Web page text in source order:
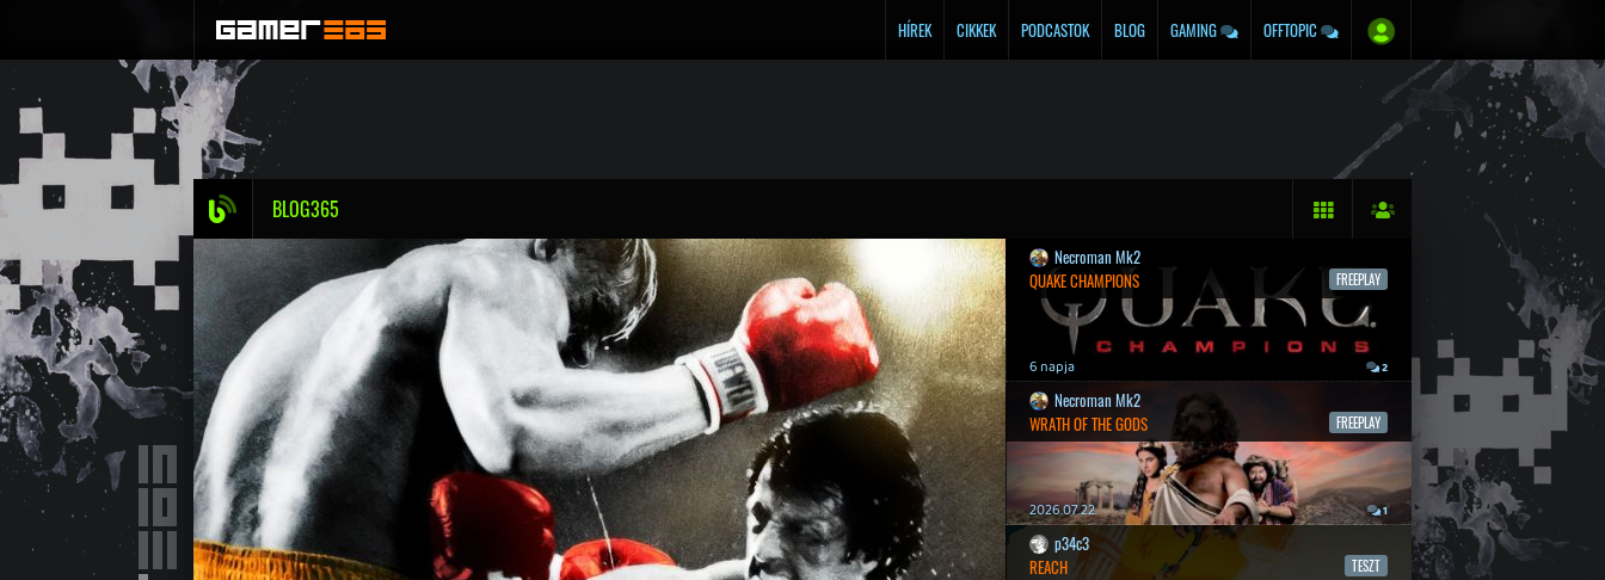
HÍREK CIKKEK PODCASTOK BLOG GAMING OFFTOPIC
BLOG365
Necroman Mk2
QUAKE CHAMPIONS
FREEPLAY
6 napja 2
Necroman Mk2
WRATH OF THE GODS
FREEPLAY
2026.07.22. 1
p34c3
REACH
TESZT